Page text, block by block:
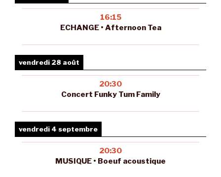
16:15
ECHANGE • Afternoon Tea
vendredi 28 août
20:30
Concert Funky Tum Family
vendredi 4 septembre
20:30
MUSIQUE • Boeuf acoustique